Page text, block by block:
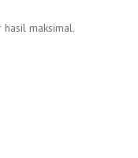
hasil maksimal.